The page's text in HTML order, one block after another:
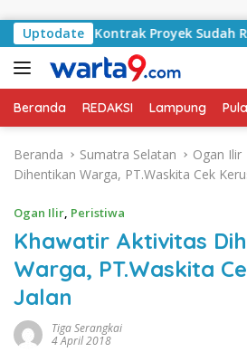
Uptodate
Kontrak Proyek Sudah
Beranda REDAKSI Lampung
Beranda Sumatra Selatan Ogan Ilir
Dihentikan Warga, PT.Waskita Cek
Ogan Ilir, Peristiwa
Khawatir Aktivitas
Warga, PT.Waskita
Jalan
Tiga Serangkai
4 April 2018